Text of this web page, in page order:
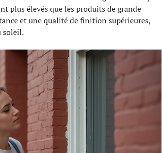
plus élevés que les produits de grande
et une qualité de finition supérieures,
soleil.